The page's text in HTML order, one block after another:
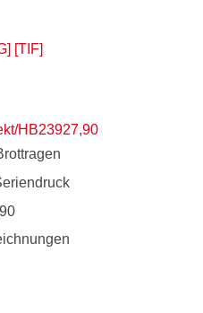
[TIF]
HB23927,90